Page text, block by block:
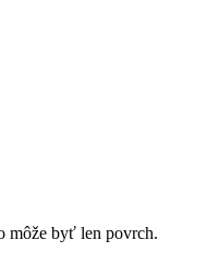
môže byť len povrch.